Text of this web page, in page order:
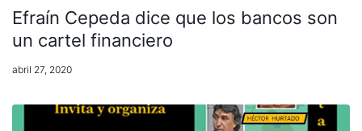
Efraín Cepeda dice que los bancos son
un cartel financiero
abril 27, 2020